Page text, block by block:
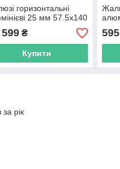
горизонтальні
25 мм 57.5х140
599₴
Купити
595
рік